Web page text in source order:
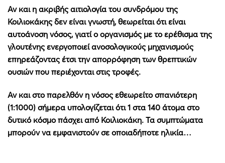
Αν και η ακριβής αιτιολογία του συνδρόμου της
Κοιλιοκάκης δεν είναι γνωστή, θεωρείται ότι είναι
αυτοάνοση νόσος, γιατί ο οργανισμός με το ερέθισμα της
γλουτένης ενεργοποιεί ανοσολογικούς μηχανισμούς
επηρεάζοντας έτσι την απορρόφηση των θρεπτικών
ουσιών που περιέχονται στις τροφές.
Αν και στο παρελθόν η νόσος εθεωρείτο σπανιότερη
(1:1000) σήμερα υπολογίζεται ότι 1 στα 140 άτομα στο
δυτικό κόσμο πάσχει από Κοιλιοκάκη. Τα συμπτώματα
μπορούν να εμφανιστούν σε οποιαδήποτε ηλικία…